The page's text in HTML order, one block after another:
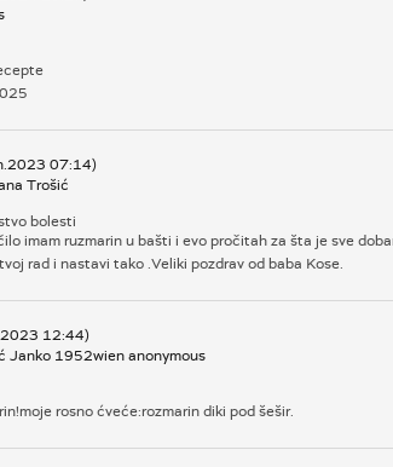
07:14)
Trošić
bolesti
imam ruzmarin u bašti i evo pročitah za šta je sve
rad i nastavi tako .Veliki pozdrav od baba Kose.
12:44)
Janko 1952wien anonymous
rosno ćveće:rozmarin diki pod šešir.